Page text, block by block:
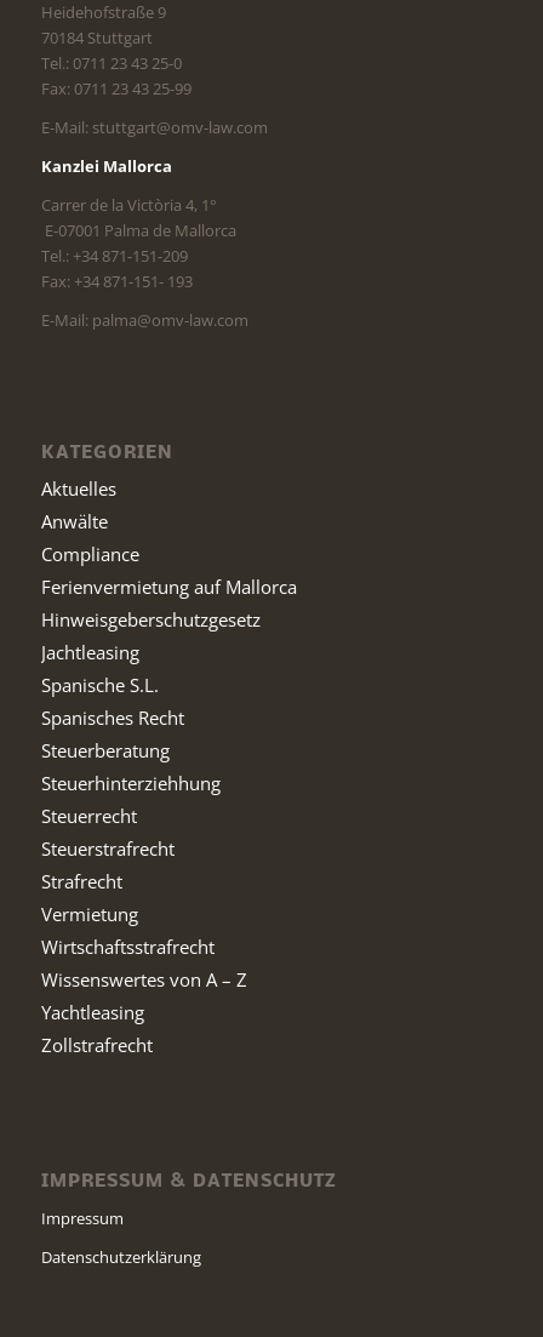
Heidehofstraße 9
70184 Stuttgart
Tel.: 0711 23 43 25-0
Fax: 0711 23 43 25-99
E-Mail: stuttgart@omv-law.com
Kanzlei Mallorca
Carrer de la Victòria 4, 1°
E-07001 Palma de Mallorca
Tel.: +34 871-151-209
Fax: +34 871-151- 193
E-Mail: palma@omv-law.com
KATEGORIEN
Aktuelles
Anwälte
Compliance
Ferienvermietung auf Mallorca
Hinweisgeberschutzgesetz
Jachtleasing
Spanische S.L.
Spanisches Recht
Steuerberatung
Steuerhinterziehhung
Steuerrecht
Steuerstrafrecht
Strafrecht
Vermietung
Wirtschaftsstrafrecht
Wissenswertes von A – Z
Yachtleasing
Zollstrafrecht
IMPRESSUM & DATENSCHUTZ
Impressum
Datenschutzerklärung